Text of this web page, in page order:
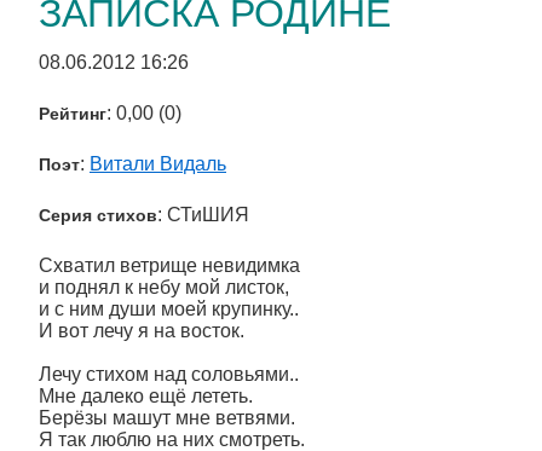
ЗАПИСКА РОДИНЕ
08.06.2012 16:26
Рейтинг: 0,00 (0)
Поэт: Витали Видаль
Серия стихов: СТиШИЯ
Схватил ветрище невидимка
и поднял к небу мой листок,
и с ним души моей крупинку..
И вот лечу я на восток.
Лечу стихом над соловьями..
Мне далеко ещё лететь.
Берёзы машут мне ветвями.
Я так люблю на них смотреть.